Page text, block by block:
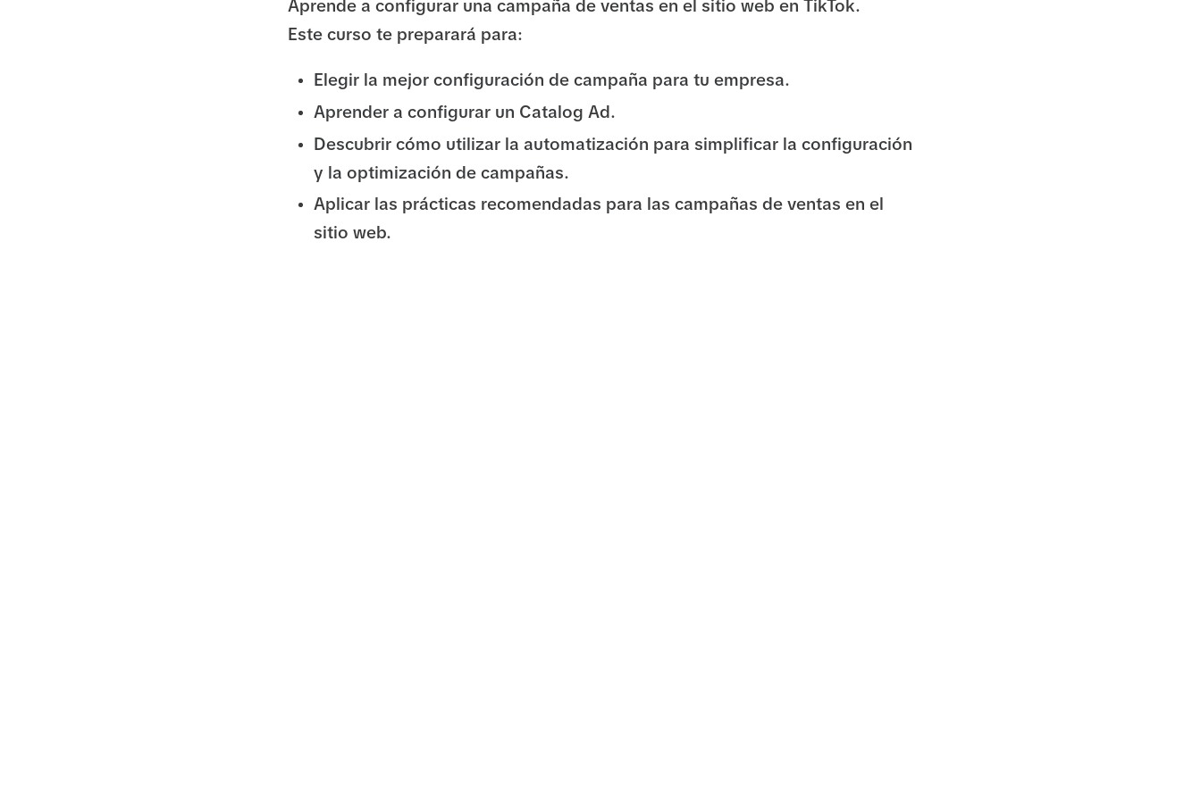
Aprende a configurar una campaña de ventas en el sitio web en TikTok.
Este curso te preparará para:
Elegir la mejor configuración de campaña para tu empresa.
Aprender a configurar un Catalog Ad.
Descubrir cómo utilizar la automatización para simplificar la configuración
y la optimización de campañas.
Aplicar las prácticas recomendadas para las campañas de ventas en el
sitio web.